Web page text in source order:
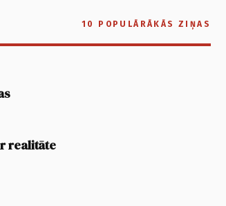
10 POPULĀRĀKĀS ZIŅAS
realitāte